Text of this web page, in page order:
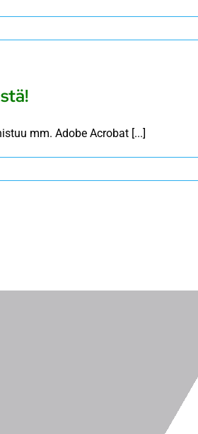
mm. Adobe Acrobat [...]